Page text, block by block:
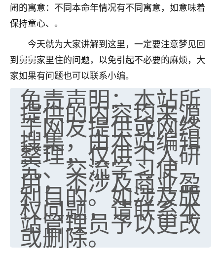
闹的寓意：不同本命年情况有不同寓意，如意味着
保持童心、。
今天就为大家讲解到这里，一定要注意梦见回
到舅舅家里住的问题，以免引起不必要的麻烦，大
家如果有问题也可以联系小编。
免责声明：本站所
提供的内容均来源
于网友提供或网络
搜集，由本站编辑
整理，仅供个人研
究、交流学习使
用，不涉及商业盈
利目的。如涉及版
权问题，请联系本
站管理员予以更改
或删除。
我也想找老师看看，有没有人给个联系方式的啊？
鹿森 ：慧来老师微信：gjsy0624
12
青春168
我也想要，我也想要！
2天前 来自山西 15
Jessica李
老师做不做超度法事？我想给我奶奶做超度，她今年
刚去世了。
七零老顽童：我母亲前年离世，刚开始我经常
做梦梦见她，后来也是朋友介绍，找到慧来老
师，安排了超度法事，做梦再也没有梦到过
了，一开始是半信半疑的，图个心安，给亡母
超度，现在看来，人不信也不行。
2天前 来自云南